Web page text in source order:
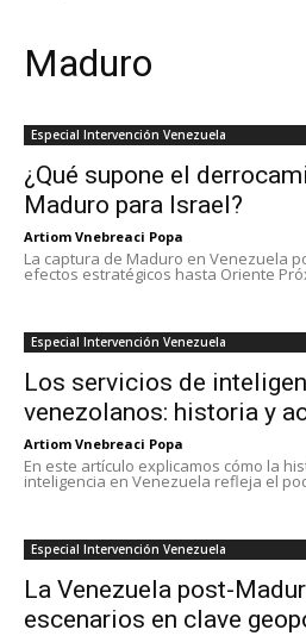
Maduro
Especial Intervención Venezuela
¿Qué supone el
Maduro para Israel?
Artiom Vnebreaci Popa
La captura de Maduro en Venezuela
efectos estratégicos hasta Oriente
Especial Intervención Venezuela
Los servicios de
venezolanos: historia y
Artiom Vnebreaci Popa
En este artículo explicamos cómo la
inteligencia en Venezuela refleja el
Especial Intervención Venezuela
La Venezuela post-
escenarios en clave